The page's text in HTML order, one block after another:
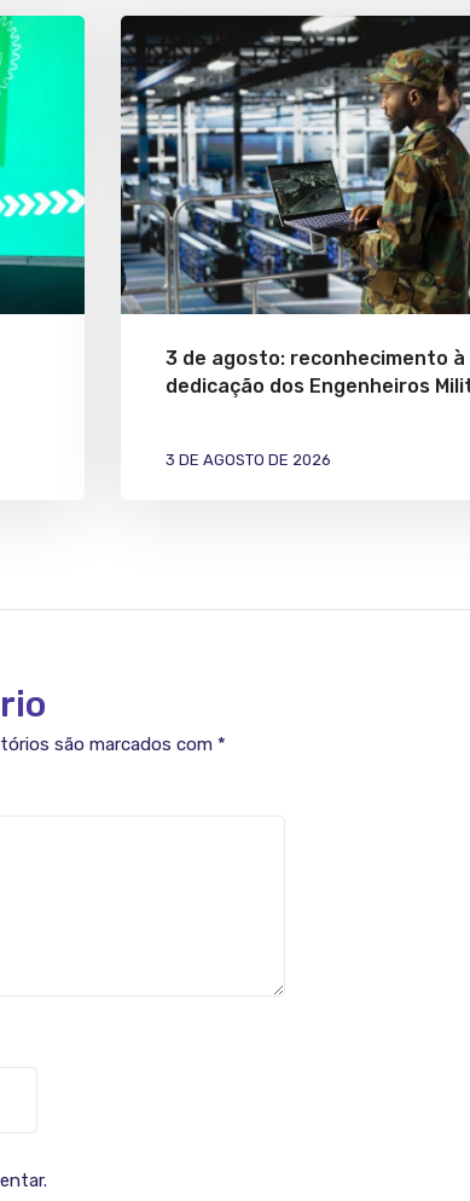
3 de agosto: reconhecimento à
dedicação dos Engenheiros
3 DE AGOSTO DE 2026
são marcados com *